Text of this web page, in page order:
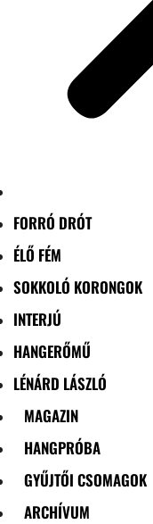
FORRÓ DRÓT
ÉLŐ FÉM
SOKKOLÓ KORONGOK
INTERJÚ
HANGERŐMŰ
LÉNÁRD LÁSZLÓ
MAGAZIN
HANGPRÓBA
GYŰJTŐI CSOMAGOK
ARCHÍVUM